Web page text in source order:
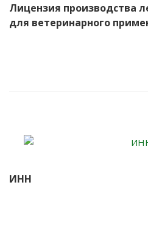
Лицензия производства
для ветеринарного
ИНН